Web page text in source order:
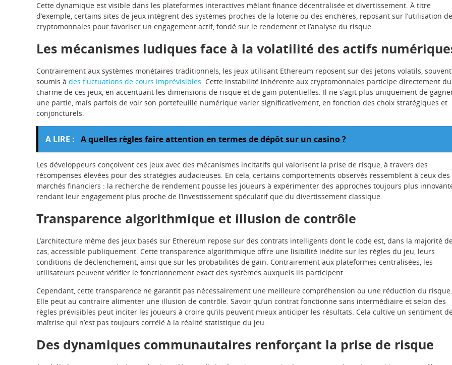
Cette dynamique est visible dans les plateformes interactives mêlant finance décentralisée et divertissement. À titre
d’exemple, certains sites de jeux intègrent des systèmes proches de la loterie ou des enchères, reposant sur l’utilisation de
cryptomonnaies pour favoriser un engagement actif, fondé sur le rendement et l’analyse du risque.
Les mécanismes ludiques face à la volatilité des actifs
Contrairement aux systèmes monétaires traditionnels, les jeux utilisant Ethereum reposent sur des jetons volatils, souvent
soumis à des fluctuations de cours imprévisibles. Cette instabilité inhérente aux cryptomonnaies participe directement du
charme de ces jeux, en accentuant les dimensions de risque et de gain potentielles. Il ne s’agit plus uniquement de
une partie, mais parfois de voir son portefeuille numérique varier significativement, en fonction des choix stratégiques et
conjoncturels.
A LIRE : A quelles règles faire attention en termes de dépôt sur un casino ?
Les développeurs conçoivent ces jeux avec des mécanismes incitatifs qui valorisent la prise de risque, à travers des
récompenses élevées pour des stratégies audacieuses. En cela, certains comportements observés ressemblent à ceux des
marchés financiers : la recherche de rendement pousse les joueurs à expérimenter des approches toujours plus
rendant leur engagement plus proche de l’investissement spéculatif que du divertissement classique.
Transparence algorithmique et illusion de contrôle
L’architecture même des jeux basés sur Ethereum repose sur des contrats intelligents dont le code est, dans la majorité
cas, accessible publiquement. Cette transparence algorithmique offre une lisibilité inédite sur les règles du jeu, leurs
conditions de déclenchement, ainsi que sur les probabilités de gain. Contrairement aux plateformes centralisées, les
utilisateurs peuvent vérifier le fonctionnement exact des systèmes auxquels ils participent.
Cependant, cette transparence ne garantit pas nécessairement une meilleure compréhension ou une réduction du risque.
Elle peut au contraire alimenter une illusion de contrôle. Savoir qu’un contrat fonctionne sans intermédiaire et selon des
règles prévisibles peut inciter les joueurs à croire qu’ils peuvent mieux anticiper les résultats. Cela cultive un sentiment
maîtrise qui n’est pas toujours corrélé à la réalité statistique du jeu.
Des dynamiques communautaires renforçant la prise de risque